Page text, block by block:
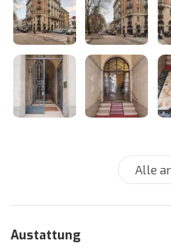
Alle
Austattung